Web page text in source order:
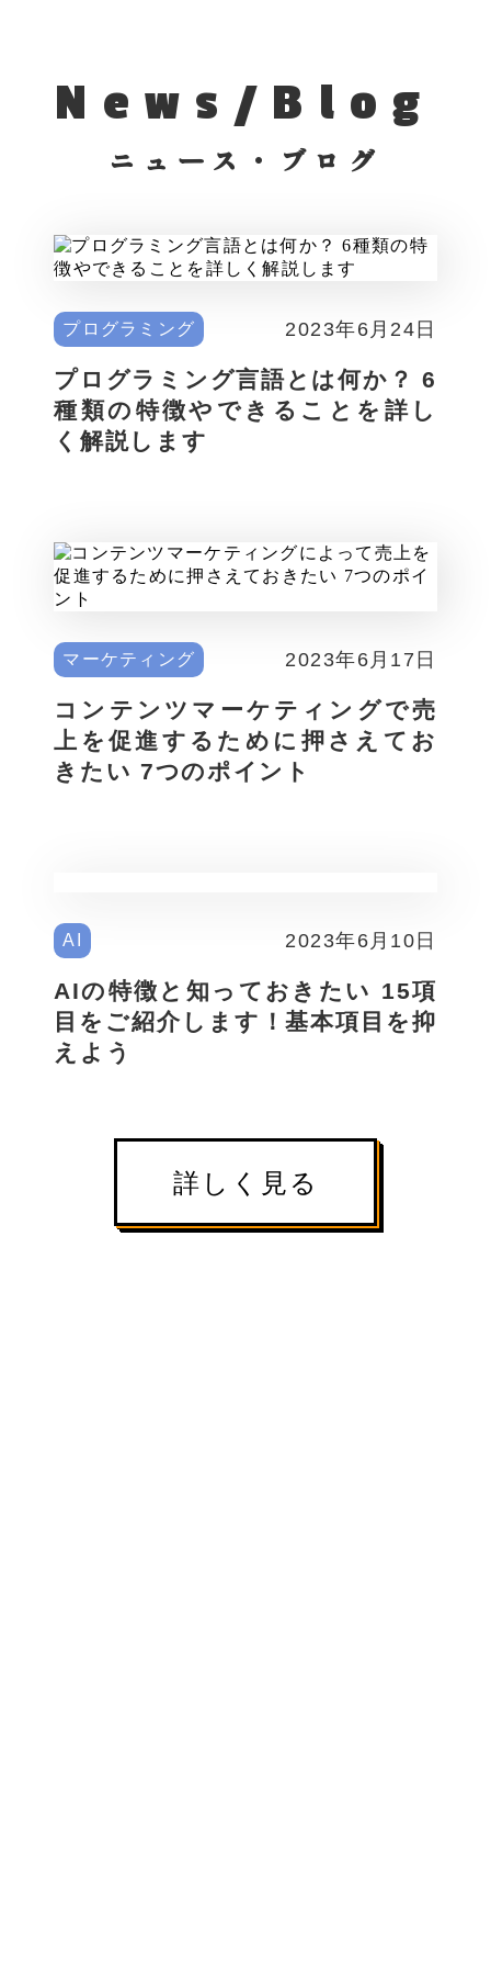
News/Blog
ニュース・ブログ
プログラミング 2023年6月24日
プログラミング言語とは何か？ 6
種類の特徴やできることを詳し
く解説します
マーケティング 2023年6月17日
コンテンツマーケティングで売
上を促進するために押さえてお
きたい 7つのポイント
AI 2023年6月10日
AIの特徴と知っておきたい 15項
目をご紹介します！基本項目を抑
えよう
詳しく見る